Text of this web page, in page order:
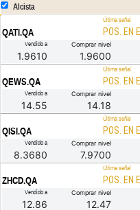
Alcista
QATI.QA
Última señal
POS. EN
Vendido a
1.9610
Comprar nivel
1.9600
QEWS.QA
Última señal
POS. EN
Vendido a
14.55
Comprar nivel
14.18
QISI.QA
Última señal
POS. EN
Vendido a
8.3680
Comprar nivel
7.9700
ZHCD.QA
Última señal
POS. EN
Vendido a
12.86
Comprar nivel
12.47